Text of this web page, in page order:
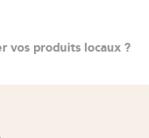
vos produits locaux ?